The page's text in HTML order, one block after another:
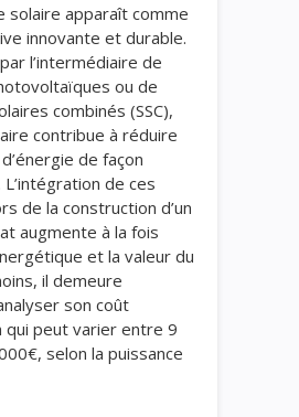
solaire apparaît comme
innovante et durable.
l’intermédiaire de
ou de
combinés (SSC),
contribue à réduire
de façon
de ces
de la construction d’un
augmente à la fois
et la valeur du
il demeure
son coût
qui peut varier entre 9
selon la puissance